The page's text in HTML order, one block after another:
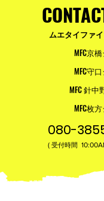
ムエタイファ
MFC京
MFC守
MFC 針中
MFC枚
080-
( 受付時間